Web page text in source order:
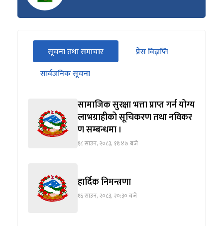
सीधा
पहिलो
ट्याबको
सूचना तथा समाचार
(सक्रिय ट्याब)
प्रेस विज्ञप्ति
सार्वजनिक सूचना
सामाजिक सुरक्षा भत्ता प्राप्त गर्न योग्य
लाभग्राहीको सूचिकरण तथा नविकर
ण सम्बन्धमा ।
१८ साउन, २०८३, ११:४७ बजे
हार्दिक निमन्त्रणा
१६ साउन, २०८३, २०:३० बजे